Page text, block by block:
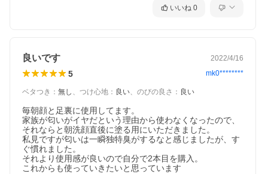
いいね 0
良いです 2022/4/16
5 mk0********
ベタつき ： 無し 、 つけ心地 ： 良い、 のびの良さ ： 良い
毎朝顔と足裏に使用してます。
家族が匂いがイヤだという理由から使わなくなったので、
それならと朝洗顔直後に塗る用にいただきました。
私見ですが匂いは一瞬独特臭がするなと感じましたが、す
ぐ慣れました。
それより使用感が良いので自分で2本目を購入。
これからも使っていきたいと思っています